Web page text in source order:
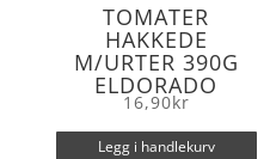
TOMATER
HAKKEDE
M/URTER 390G
ELDORADO
16,90kr
Legg i handlekurv